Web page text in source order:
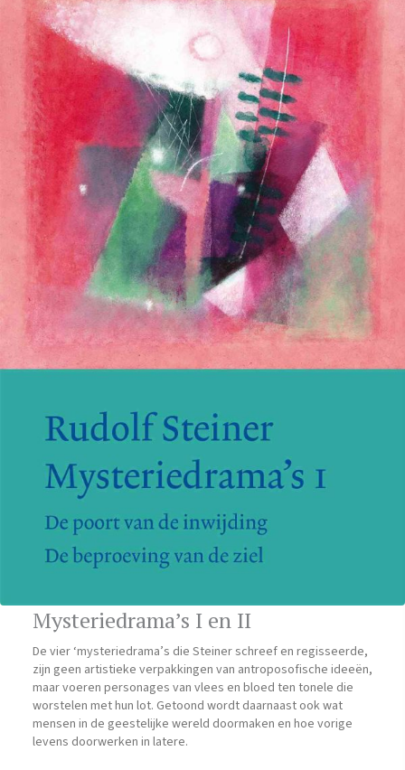
Mysteriedrama’s I en II
De vier ‘mysteriedrama’s die Steiner schreef en regisseerde,
zijn geen artistieke verpakkingen van antroposofische ideeën,
maar voeren personages van vlees en bloed ten tonele die
worstelen met hun lot. Getoond wordt daarnaast ook wat
mensen in de geestelijke wereld doormaken en hoe vorige
levens doorwerken in latere.